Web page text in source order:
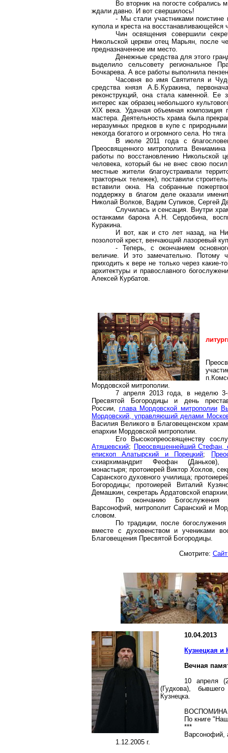
Во вторник на погосте собрались
ждали давно. И вот свершилось!
- Мы стали участниками поистине
купола и креста на восстанавливающейся
Чин освящения совершили
Никольской церкви отец Марьян, после
предназначенное им место.
Денежные средства для этого
выделило сельсовету региональное
Бочкарева. А все работы выполнила
Часовня во имяCвятителя и
средства князя А.Б.Куракина,
реконструкций, она стала каменной.
интерес как образец небольшого
XIX века. Удачная объемная композиция
мастера. Деятельность храма была
неразумных предков в купе с
некогда богатого и огромного села. Но
В июле 2011 года с
Преосвященного митрополита
работы по восстановлению Никольской
человека, который бы не внес свою
местные жители благоустраивали
тракторных тележек), поставили
вставили окна. На собранные
поддержку в благом деле оказали
Николай Волков, Вадим Супиков, Сергей
Случилась и сенсация. Внутри
останками барона А.Н. Сердобина,
Куракина.
И вот, как и сто лет назад, на
позолотой крест, венчающий лазоревый
- Теперь, с окончанием
величие. И это замечательно. Потому
приходить к вере не только через какие-
архитектуры и православного
Алексей Курбатов.
п.К
Мордовской митрополии.
7 апреля 2013 года, в неделю 3-
Пресвятой Богородицы и день
России, глава Мордовской митрополии
Мордовский, управляющий делами
Василия Великого в Благовещенском
епархии Мордовской митрополии.
Его Высокопреосвященству
Атяшевский; Преосвященнейший Стефан,
епископАлатырский и Порецкий;
схиархимандрит Феофан (Даньков),
монастыря; протоиерей Виктор Хохлов,
Саранского духовного училища;
Богородицы; протоиерей Виталий
Демашкин, секретарь Ардатовской
По окончанию
Варсонофий, митрополит Саранский и
словом.
По традиции, после
вместе с духовенством и учениками
Благовещения Пресвятой Богородицы.
Смотрите:
10.04.2013
Кузнецкая и
Вечная
10 апреля (
(Гудкова),
Кузнецка.
По книге
***
Варсонофий,
1.12.2005 г.